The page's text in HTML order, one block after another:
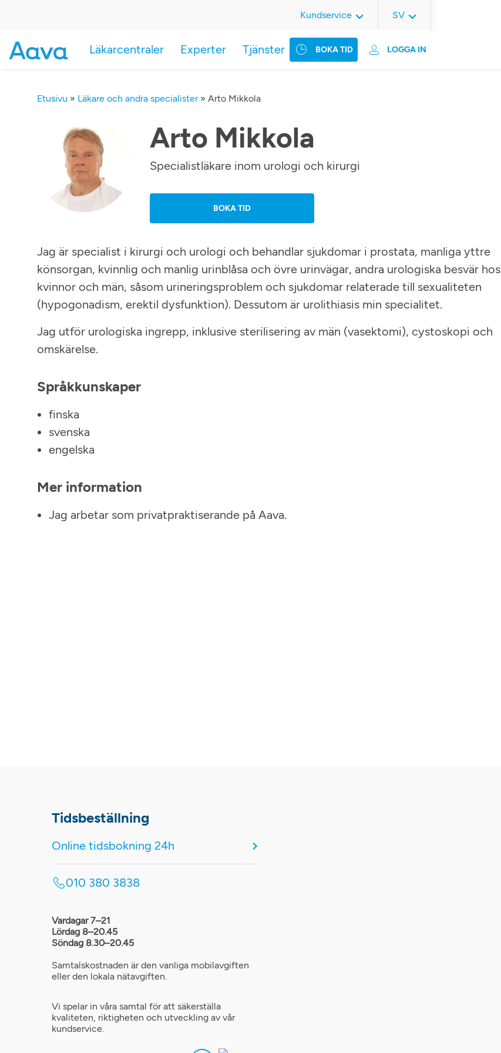
BOKA TID LOGGA IN
Läkarcentraler Experter Tjänster
Kundservice SV
Etusivu » Läkare och andra specialister» Arto Mikkola
Arto Mikkola
Specialistläkare inom urologi och kirurgi
BOKA TID
Jag är specialist i kirurgi och urologi och behandlar sjukdomar i prostata, manliga yttre
könsorgan, kvinnlig och manlig urinblåsa och övre urinvägar, andra urologiska besvär hos
kvinnor och män, såsom urineringsproblem och sjukdomar relaterade till sexualiteten
(hypogonadism, erektil dysfunktion). Dessutom är urolithiasis min specialitet.
Jag utför urologiska ingrepp, inklusive sterilisering av män (vasektomi), cystoskopi och
omskärelse.
Språkkunskaper
finska
svenska
engelska
Mer information
Jag arbetar som privatpraktiserande på Aava.
Tidsbeställning
Online tidsbokning 24h
010 380 3838
Vardagar 7–21
Lördag 8–20.45
Söndag 8.30–20.45
Samtalskostnaden är den vanliga mobilavgiften
eller den lokala nätavgiften.
Vi spelar in våra samtal för att säkerställa
kvaliteten, riktigheten och utveckling av vår
kundservice.